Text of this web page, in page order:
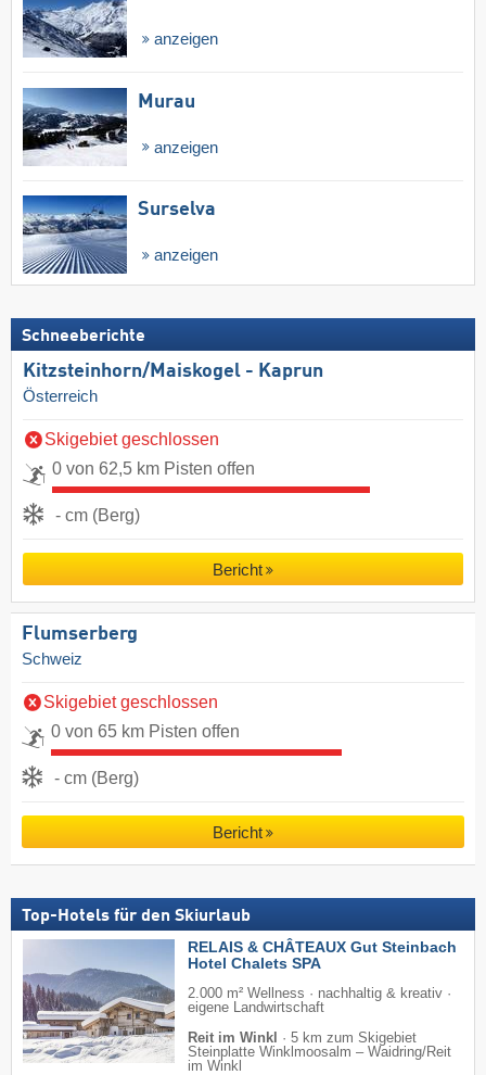
anzeigen
Murau
anzeigen
Surselva
anzeigen
Schneeberichte
Kitzsteinhorn/​Maiskogel - Kaprun
Österreich
Skigebiet geschlossen
0 von 62,5 km Pisten offen
- cm (Berg)
Bericht
Flumserberg
Schweiz
Skigebiet geschlossen
0 von 65 km Pisten offen
- cm (Berg)
Bericht
Top-Hotels für den Skiurlaub
RELAIS & CHÂTEAUX Gut Steinbach
Hotel Chalets SPA
2.000 m² Wellness · nachhaltig & kreativ ·
eigene Landwirtschaft
Reit im Winkl
· 5 km zum Skigebiet
Steinplatte Winklmoosalm – Waidring/​Reit
im Winkl